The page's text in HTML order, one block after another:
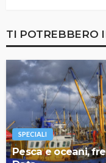
TI POTREBBERO
SPECIALI
Pesca e oceani,